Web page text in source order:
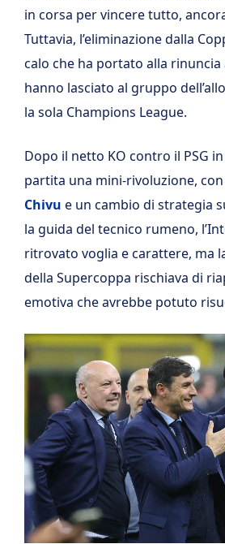
in corsa per vincere tutto,
Tuttavia, l’eliminazione dalla
calo che ha portato alla rinuncia
hanno lasciato al gruppo
la sola Champions League.
Dopo il netto KO contro il PSG
partita una mini-rivoluzione, con
Chivu e un cambio di strategia
la guida del tecnico rumeno,
ritrovato voglia e carattere, ma
della Supercoppa rischiava di
emotiva che avrebbe potuto